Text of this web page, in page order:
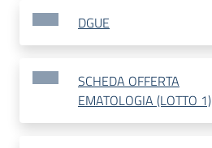
DGUE
SCHEDA OFFERTA
EMATOLOGIA (LOTTO 1)